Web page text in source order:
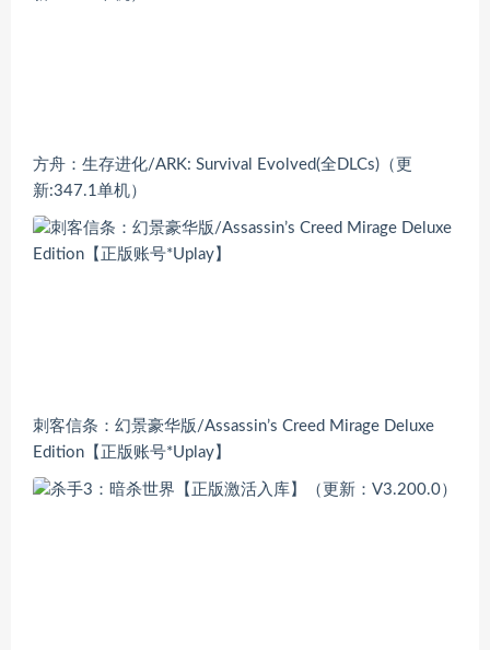
方舟：生存进化/ARK: Survival Evolved(全DLCs)（更
新:347.1单机）
刺客信条：幻景豪华版/Assassin’s Creed Mirage Deluxe
Edition【正版账号*Uplay】